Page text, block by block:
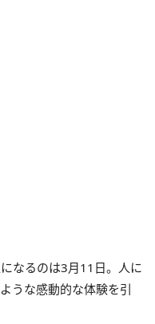
なるのは3月11日。人に
うな感動的な体験を引